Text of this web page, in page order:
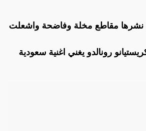
نشرها مقاطع مخلة وفاضحة واشعلت
رونالدو يغني اغنية سعودية